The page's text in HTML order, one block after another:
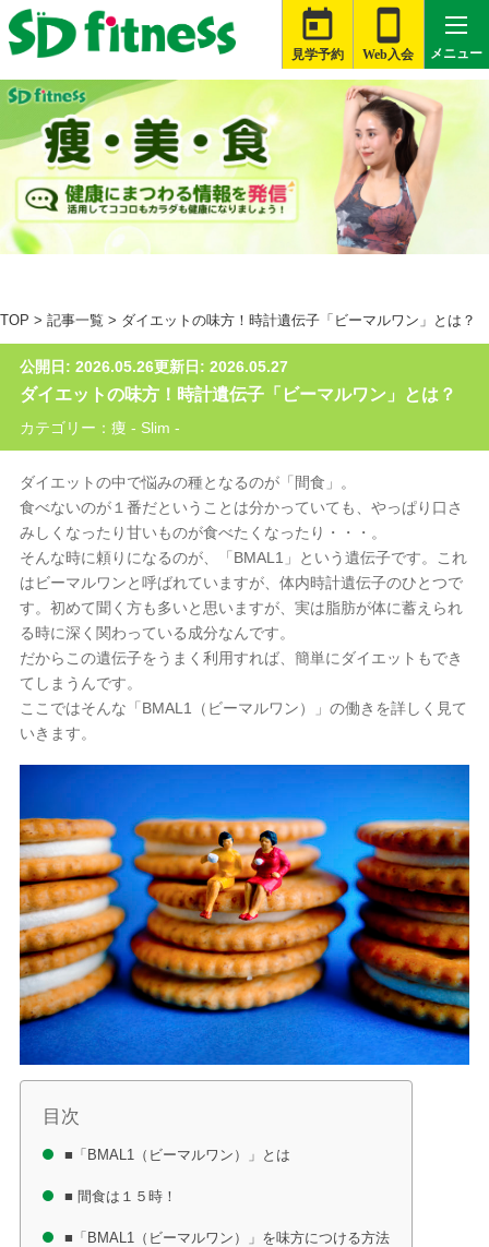

見学予約

Web入会 メニュー

札幌白石店
大河原店
津藤方店
富士伝法店
銚子店
小倉駅前店


TOP > 記事一覧 > ダイエットの味方！時計遺伝子「ビーマルワン」とは？
公開日: 2026.05.26更新日: 2026.05.27
ダイエットの味方！時計遺伝子「ビーマルワン」とは？
カテゴリー：痩 - Slim -
ダイエットの中で悩みの種となるのが「間食」。
食べないのが１番だということは分かっていても、やっぱり口さ
みしくなったり甘いものが食べたくなったり・・・。
そんな時に頼りになるのが、「BMAL1」という遺伝子です。これ
はビーマルワンと呼ばれていますが、体内時計遺伝子のひとつで
す。初めて聞く方も多いと思いますが、実は脂肪が体に蓄えられ
る時に深く関わっている成分なんです。
だからこの遺伝子をうまく利用すれば、簡単にダイエットもでき
てしまうんです。
ここではそんな「BMAL1（ビーマルワン）」の働きを詳しく見て
いきます。
目次
■「BMAL1（ビーマルワン）」とは
■ 間食は１５時！
■「BMAL1（ビーマルワン）」を味方につける方法